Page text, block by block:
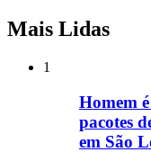
Mais Lidas
1
Homem
pacotes
em São